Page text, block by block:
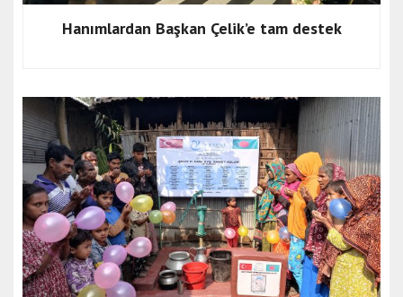
Hanımlardan Başkan Çelik’e tam destek